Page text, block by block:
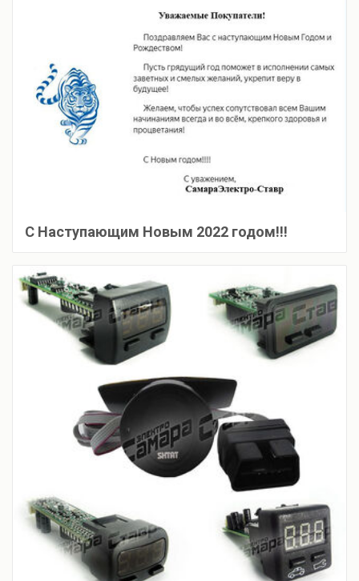
С Наступающим Новым 2022 годом!!!